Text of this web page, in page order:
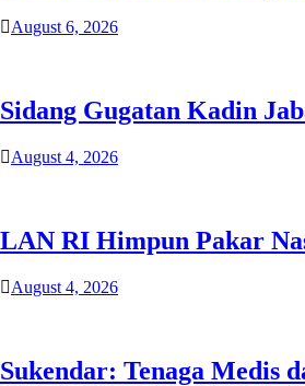
August 6, 2026
Sidang Gugatan Kadin
August 4, 2026
LAN RI Himpun Pakar
August 4, 2026
Sukendar: Tenaga Medis